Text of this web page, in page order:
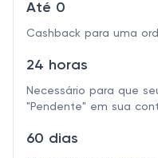
Até 0
Cashback para uma
24 horas
Necessário para que
"Pendente" em sua
60 dias